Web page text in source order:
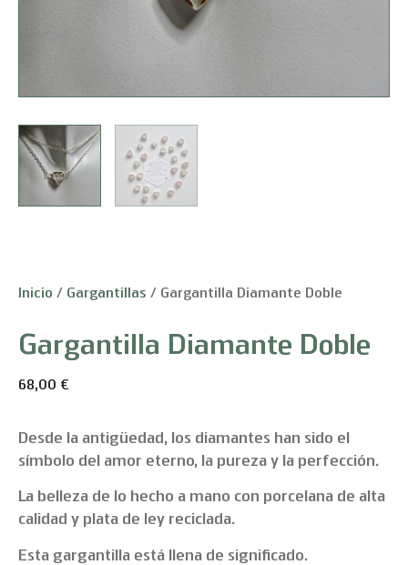
Inicio / Gargantillas / Gargantilla Diamante Doble
Gargantilla Diamante Doble
68,00 €
Desde la antigüedad, los diamantes han sido el
símbolo del amor eterno, la pureza y la perfección.
La belleza de lo hecho a mano con porcelana de alta
calidad y plata de ley reciclada.
Esta gargantilla está llena de significado.